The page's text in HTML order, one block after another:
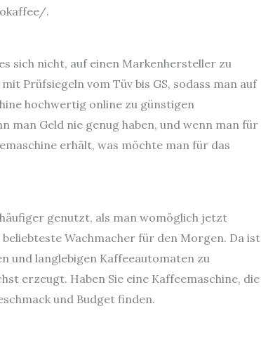
.
sich nicht, auf einen Markenhersteller zu
Prüfsiegeln vom Tüv bis GS, sodass man auf
hochwertig online zu günstigen
man Geld nie genug haben, und wenn man für
erhält, was möchte man für das
genutzt, als man womöglich jetzt
Wachmacher für den Morgen. Da ist
und langlebigen Kaffeeautomaten zu
erzeugt. Haben Sie eine Kaffeemaschine, die
und Budget finden.